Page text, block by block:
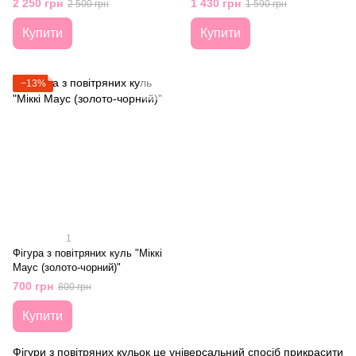
2 250 грн 2 500 грн
Купити
1 430 грн 1 590 грн
Купити
−13%
1
Фігура з повітряних куль "Міккі
Маус (золото-чорний)"
700 грн 800 грн
Купити
Фігури з повітряних кульок це універсальний спосіб прикрасити